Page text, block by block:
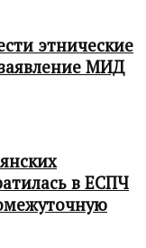
этнические
МИД
в ЕСПЧ